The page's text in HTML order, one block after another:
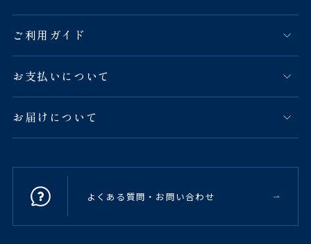
ご利用ガイド
お支払いについて
お届けについて
よくある質問・お問い合わせ